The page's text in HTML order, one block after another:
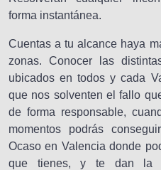
forma instantánea.
Cuentas a tu alcance haya
zonas. Conocer las
ubicados en todos y cada
que nos solventen el fallo
de forma responsable,
momentos podrás
Ocaso en Valencia donde
que tienes, y te dan la